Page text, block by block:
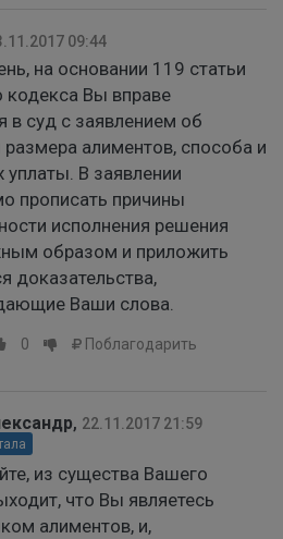
09:44
на основании 119 статьи
кодекса Вы вправе
в суд с заявлением об
размера алиментов, способа и
уплаты. В заявлении
прописать причины
исполнения решения
образом и приложить
доказательства,
Ваши слова.
0 Поблагодарить
, 22.11.2017 21:59
из существа Вашего
что Вы являетесь
алиментов, и,